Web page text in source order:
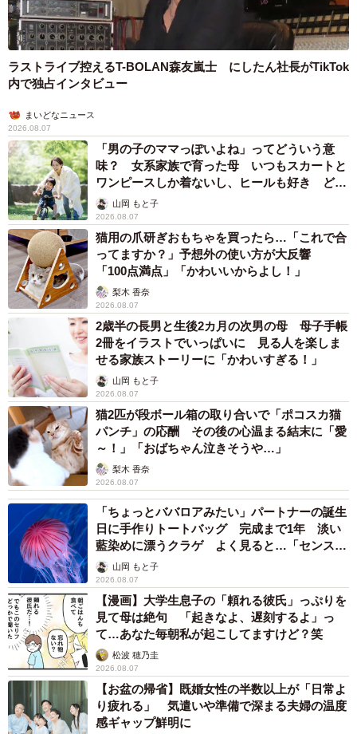
「私からはポストが話題になっていることは伝えてなかっ
たのですが、大拡散された投稿が夫のタイムラインにもい
つの間にか流れていたようで、私のアカウントを見つけた
と言われました」（めめっちさん）
その後、今回の件を夫婦でじっくり話し合ったという。
「3時間ほど話し合って猛反省してます。今月から両親学級
と妊婦健診付き添いで理解させる予定です。一生根に持つ
こと、今後して欲しいことやめて欲しいこと、すべて言っ
て約束したし、すっきり…感謝です」
＜めめっちさんのXの投稿より＞
ラストライブ控えるT-BOLAN森友嵐士 にしたん社長がTikTok
内で独占インタビュー
まいどなニュース
2026.08.07
「男の子のママっぽいよね」ってどういう意
味？ 女系家族で育った母 いつもスカートと
ワンピースしか着ないし、ヒールも好き どの
へんが…
山岡 もと子
2026.08.07
猫用の爪研ぎおもちゃを買ったら…「これで合
ってますか？」予想外の使い方が大反響
「100点満点」「かわいいからよし！」
梨木 香奈
2026.08.07
2歳半の長男と生後2カ月の次男の母 母子手帳
2冊をイラストでいっぱいに 見る人を楽しま
せる家族ストーリーに「かわいすぎる！」
山岡 もと子
2026.08.07
猫2匹が段ボール箱の取り合いで「ポコスカ猫
パンチ」の応酬 その後の心温まる結末に「愛
～！」「おばちゃん泣きそうや…」
梨木 香奈
2026.08.07
「ちょっとババロアみたい」パートナーの誕生
日に手作りトートバッグ 完成まで1年 淡い
藍染めに漂うクラゲ よく見ると…「センスす
ごい」山岡 もと子
2026.08.07
【漫画】大学生息子の「頼れる彼氏」っぷりを
見て母は絶句 「起きなよ、遅刻するよ」っ
て…あなた毎朝私が起こしてますけど？笑
松波 穂乃圭
2026.08.07
【お盆の帰省】既婚女性の半数以上が「日常よ
り疲れる」 気遣いや準備で深まる夫婦の温度
感ギャップ鮮明に